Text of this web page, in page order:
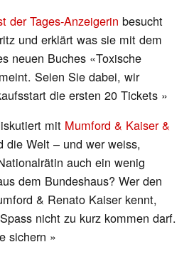
der Tages-Anzeigerinbesucht
und erklärt was sie mit dem
neuen Buches «Toxische
Seien Sie dabei, wir
die ersten 20 Tickets »
mit Mumford & Kaiser &
die Welt – und wer weiss,
auch ein wenig
dem Bundeshaus? Wer den
& Renato Kaiser kennt,
nicht zu kurz kommen darf.
sichern »